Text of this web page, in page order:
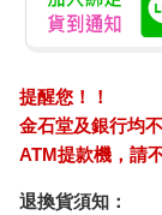
提醒您！！
金石堂及銀行均
ATM提款機，請
退換貨須知：